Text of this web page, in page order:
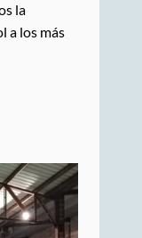
la
a los más